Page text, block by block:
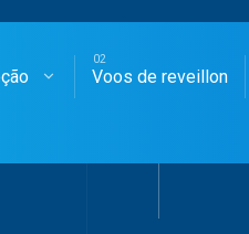
AÉREAS
Voos de reveillon